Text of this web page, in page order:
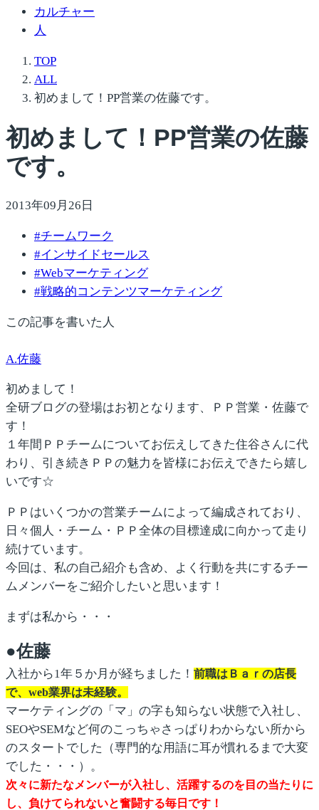
カルチャー
人
TOP
ALL
初めまして！PP営業の佐藤です。
初めまして！PP営業の佐藤
です。
2013年09月26日
#チームワーク
#インサイドセールス
#Webマーケティング
#戦略的コンテンツマーケティング
この記事を書いた人
A.佐藤
初めまして！
全研ブログの登場はお初となります、ＰＰ営業・佐藤で
す！
１年間ＰＰチームについてお伝えしてきた住谷さんに代
わり、引き続きＰＰの魅力を皆様にお伝えできたら嬉し
いです☆
ＰＰはいくつかの営業チームによって編成されており、
日々個人・チーム・ＰＰ全体の目標達成に向かって走り
続けています。
今回は、私の自己紹介も含め、よく行動を共にするチー
ムメンバーをご紹介したいと思います！
まずは私から・・・
●佐藤
入社から1年５か月が経ちました！ 前職はＢａｒの店長
で、web業界は未経験。
マーケティングの「マ」の字も知らない状態で入社し、
SEOやSEMなど何のこっちゃさっぱりわからない所から
のスタートでした（専門的な用語に耳が慣れるまで大変
でした・・・）。
次々に新たなメンバーが入社し、活躍するのを目の当たりに
し、負けてられないと奮闘する毎日です！